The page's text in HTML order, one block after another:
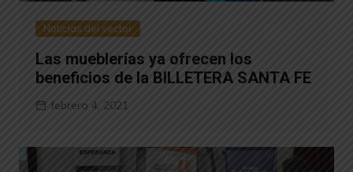
Noticias del sector
Las mueblerías ya ofrecen los
beneficios de la BILLETERA SANTA FE
febrero 4, 2021